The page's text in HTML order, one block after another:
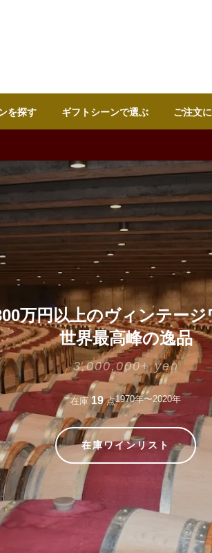
を探す ギフトシーンで選ぶ ご注文
万円以上のヴィンテージ
世界最高峰の逸品
3,000,000+ yen
在庫 19点1970年〜2020年
在庫ワインリスト